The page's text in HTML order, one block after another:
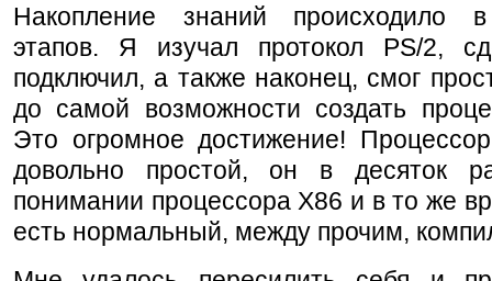
Накопление знаний происходило
этапов. Я изучал протокол PS/2,
подключил, а также наконец, смог
до самой возможности создать
Это огромное достижение!
довольно простой, он в десяток
понимании процессора X86 и в то же
есть нормальный, между прочим,